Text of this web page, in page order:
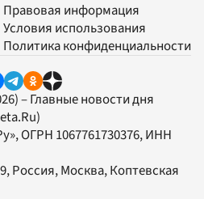
Правовая информация
Условия использования
Политика конфиденциальности
– Главные новости дня
, ОГРН 1067761730376, ИНН
Россия, Москва, Коптевская